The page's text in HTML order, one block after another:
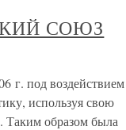
СОЮЗ
под воздействием
используя свою
Таким образом была